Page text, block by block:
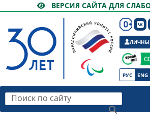
ВЕРСИЯ САЙТА ДЛЯ
РУС ENG
Поиск по сайту